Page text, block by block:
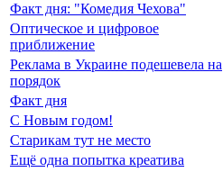
Факт дня: "Комедия Чехова"
Оптическое и цифровое
приближение
Реклама в Украине подешевела на
порядок
Факт дня
С Новым годом!
Старикам тут не место
Ещё одна попытка креатива